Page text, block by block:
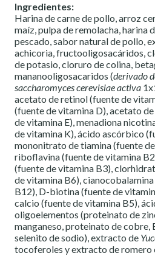
Ingredientes:
Harina de carne de pollo, arroz
maíz, pulpa de remolacha, harina
pescado, sabor natural de pollo,
achicoria, fructooligosacáridos,
de potasio, cloruro de colina,
mananooligosacaridos (derivado
saccharomyces cerevisiae activa
acetato de retinol (fuente de
(fuente de vitamina D), acetato
de vitamina E), menadiona
de vitamina K), ácido ascórbico
mononitrato de tiamina (fuente
riboflavina (fuente de vitamina
(fuente de vitamina B3),
de vitamina B6),
B12), D-biotina (fuente de
calcio (fuente de vitamina B5),
oligoelementos (proteinato de
manganeso, proteinato de cobre,
selenito de sodio), extracto de
tocoferoles y extracto de romero